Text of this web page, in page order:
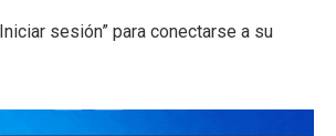
sesión” para conectarse a su